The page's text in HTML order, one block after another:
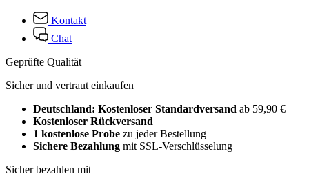
Kontakt
Chat
Geprüfte Qualität
Sicher und vertraut einkaufen
Deutschland: Kostenloser Standardversand ab 59,90 €
Kostenloser Rückversand
1 kostenlose Probe zu jeder Bestellung
Sichere Bezahlung mit SSL-Verschlüsselung
Sicher bezahlen mit